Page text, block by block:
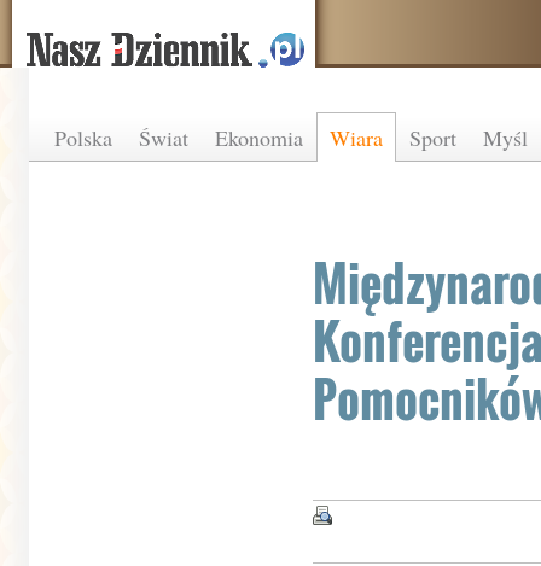
Polska Świat Ekonomia Wiara Sport Myśl